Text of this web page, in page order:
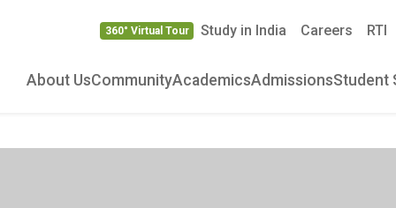
360° Virtual Tour Study in India Careers RTI
About UsCommunityAcademicsAdmissionsStudent